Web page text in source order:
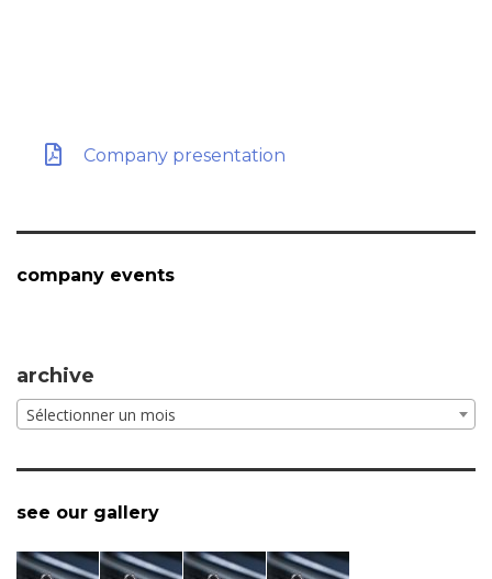
Company presentation
company events
archive
Sélectionner un mois
see our gallery